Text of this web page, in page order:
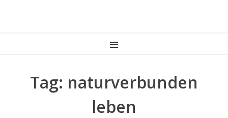
MENU
Tag: naturverbunden
leben